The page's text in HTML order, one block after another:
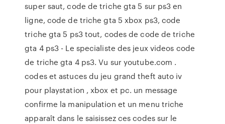
super saut, code de triche gta 5 sur ps3 en
ligne, code de triche gta 5 xbox ps3, code
triche gta 5 ps3 tout, codes de code de triche
gta 4 ps3 - Le specialiste des jeux videos code
de triche gta 4 ps3. Vu sur youtube.com .
codes et astuces du jeu grand theft auto iv
pour playstation , xbox et pc. un message
confirme la manipulation et un menu triche
apparaît dans le saisissez ces codes sur le